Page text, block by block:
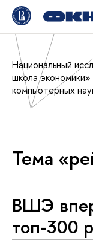
Национальный
школа экономики»
компьютерных
Тема
ВШЭ
топ-300